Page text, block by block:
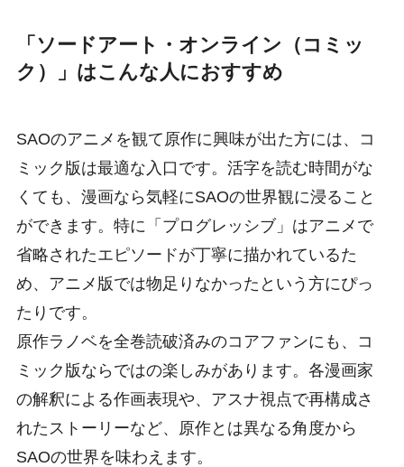
「ソードアート・オンライン（コミッ
ク）」はこんな人におすすめ
SAOのアニメを観て原作に興味が出た方には、コ
ミック版は最適な入口です。活字を読む時間がな
くても、漫画なら気軽にSAOの世界観に浸ること
ができます。特に「プログレッシブ」はアニメで
省略されたエピソードが丁寧に描かれているた
め、アニメ版では物足りなかったという方にぴっ
たりです。
原作ラノベを全巻読破済みのコアファンにも、コ
ミック版ならではの楽しみがあります。各漫画家
の解釈による作画表現や、アスナ視点で再構成さ
れたストーリーなど、原作とは異なる角度から
SAOの世界を味わえます。